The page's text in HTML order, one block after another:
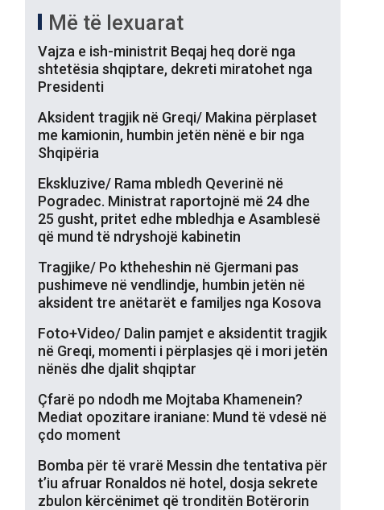
Më të lexuarat
Vajza e ish-ministrit Beqaj heq dorë nga
shtetësia shqiptare, dekreti miratohet nga
Presidenti
Aksident tragjik në Greqi/ Makina përplaset
me kamionin, humbin jetën nënë e bir nga
Shqipëria
Ekskluzive/ Rama mbledh Qeverinë në
Pogradec. Ministrat raportojnë më 24 dhe
25 gusht, pritet edhe mbledhja e Asamblesë
që mund të ndryshojë kabinetin
Tragjike/ Po ktheheshin në Gjermani pas
pushimeve në vendlindje, humbin jetën në
aksident tre anëtarët e familjes nga Kosova
Foto+Video/ Dalin pamjet e aksidentit tragjik
në Greqi, momenti i përplasjes që i mori jetën
nënës dhe djalit shqiptar
Çfarë po ndodh me Mojtaba Khamenein?
Mediat opozitare iraniane: Mund të vdesë në
çdo moment
Bomba për të vrarë Messin dhe tentativa për
t’iu afruar Ronaldos në hotel, dosja sekrete
zbulon kërcënimet që tronditën Botërorin